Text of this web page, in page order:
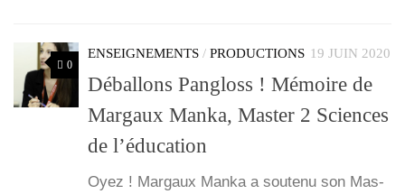
0
ENSEIGNEMENTS / PRODUCTIONS 19 JUIN 2020
Déballons Pangloss ! Mémoire de
Margaux Manka, Master 2 Sciences
de l’éducation
Oyez ! Mar­gaux Man­ka a sou­te­nu son Mas­